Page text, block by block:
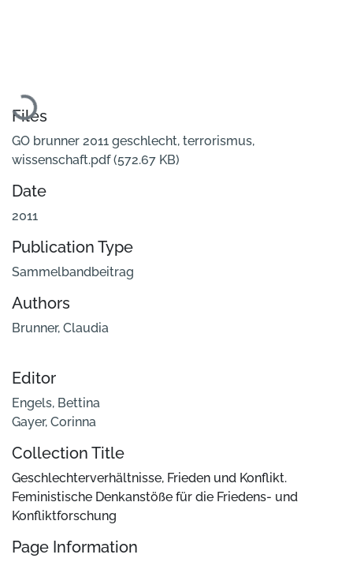
Loading...
Files
GO brunner 2011 geschlecht, terrorismus,
wissenschaft.pdf(572.67 KB)
Date
2011
Publication Type
Sammelbandbeitrag
Authors
Brunner, Claudia
Editor
Engels, Bettina
Gayer, Corinna
Collection Title
Geschlechterverhältnisse, Frieden und Konflikt.
Feministische Denkanstöße für die Friedens- und
Konfliktforschung
Page Information